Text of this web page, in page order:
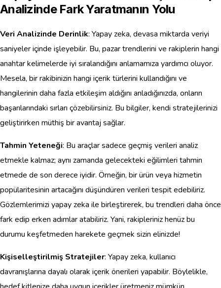
Analizinde Fark Yaratmanın Yolu
Veri Analizinde Derinlik: Yapay zeka, devasa miktarda veriyi
saniyeler içinde işleyebilir. Bu, pazar trendlerini ve rakiplerin hangi
anahtar kelimelerde iyi sıralandığını anlamamıza yardımcı oluyor.
Mesela, bir rakibinizin hangi içerik türlerini kullandığını ve
hangilerinin daha fazla etkileşim aldığını anladığınızda, onların
başarılarındaki sırları çözebilirsiniz. Bu bilgiler, kendi stratejilerinizi
geliştirirken müthiş bir avantaj sağlar.
Tahmin Yeteneği: Bu araçlar sadece geçmiş verileri analiz
etmekle kalmaz; aynı zamanda gelecekteki eğilimleri tahmin
etmede de son derece iyidir. Örneğin, bir ürün veya hizmetin
popülaritesinin artacağını düşündüren verileri tespit edebiliriz.
Gözlemlerimizi yapay zeka ile birleştirerek, bu trendleri daha önce
fark edip erken adımlar atabiliriz. Yani, rakipleriniz henüz bu
durumu keşfetmeden harekete geçmek sizin elinizde!
Kişiselleştirilmiş Stratejiler: Yapay zeka, kullanıcı
davranışlarına dayalı olarak içerik önerileri yapabilir. Böylelikle,